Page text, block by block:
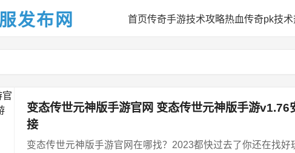
发布网 首页传奇手游技术攻略热血传奇pk技术
变态传世元神版手游官网 变态传世元神版手游v1.76
接
变态传世元神版手游官网在哪找？2023都快过去了你还在找好